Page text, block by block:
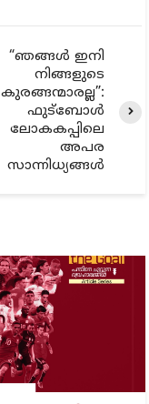
“ഞങ്ങൾ ഇനി
നിങ്ങളുടെ
കുരങ്ങന്മാരല്ല”:
ഫുട്ബോൾ
ലോകകപ്പിലെ
അപര
സാന്നിധ്യങ്ങൾ